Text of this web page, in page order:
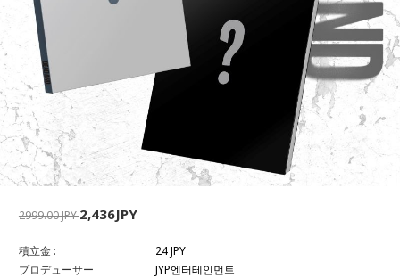
2999.00 JPY2,436JPY
積立金 :
24 JPY
プロデューサー
JYP엔터테인먼트